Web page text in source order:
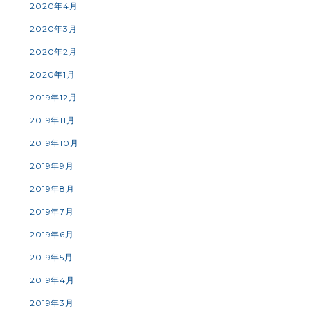
2020年4月
2020年3月
2020年2月
2020年1月
2019年12月
2019年11月
2019年10月
2019年9月
2019年8月
2019年7月
2019年6月
2019年5月
2019年4月
2019年3月